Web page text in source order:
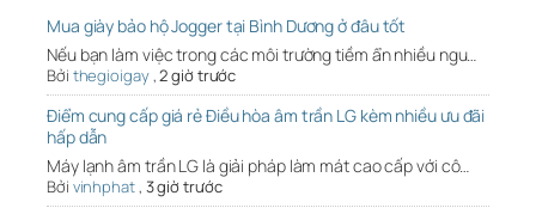
Mua giày bảo hộ Jogger tại Bình Dương ở đâu tốt
Nếu bạn làm việc trong các môi trường tiềm ẩn nhiều ngu…
Bởi thegioigay,2 giờ trước
Điểm cung cấp giá rẻ Điều hòa âm trần LG kèm nhiều ưu đãi
hấp dẫn
Máy lạnh âm trần LG là giải pháp làm mát cao cấp với cô…
Bởi vinhphat, 3 giờ trước